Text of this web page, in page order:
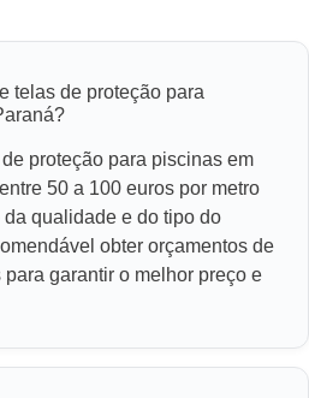
telas de proteção para
proteção para piscinas em
50 a 100 euros por metro
qualidade e do tipo do
obter orçamentos de
garantir o melhor preço e